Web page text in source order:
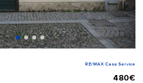
RE/MAX Casa Service
480€